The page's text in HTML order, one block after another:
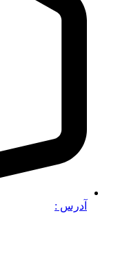
آدرس :